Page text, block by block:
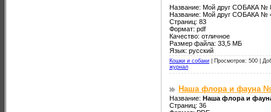
Название: Мой друг СОБАКА №
Название: Мой друг СОБАКА №
Страниц: 83
Формат: pdf
Качество: отличное
Размер файла: 33,5 МБ
Язык: русский
Кошки и собаки Просмотров: 500 |
журнал
Наша флора и фауна
Название: Наша флора и
Страниц: 36